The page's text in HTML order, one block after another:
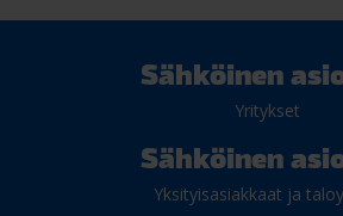
Sähköinen
Yritykset
Sähköinen
Yksityisasiakkaat ja